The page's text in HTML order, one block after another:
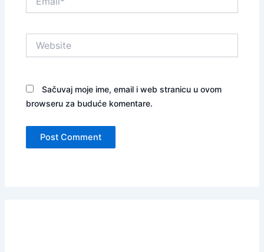
Sačuvaj moje ime, email i web stranicu u ovom
browseru za buduće komentare.